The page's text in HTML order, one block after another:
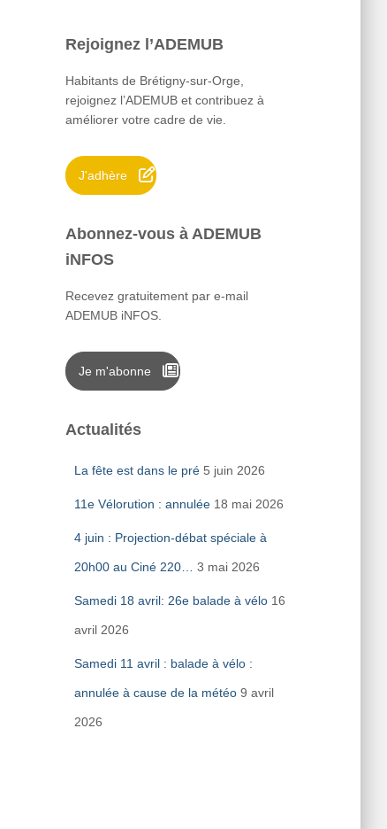
r
h
e
r
:
Rejoignez l’ADEMUB
Habitants de Brétigny-sur-Orge,
rejoignez l’ADEMUB et contribuez à
améliorer votre cadre de vie.
J'adhère
Abonnez-vous à ADEMUB
iNFOS
Recevez gratuitement par e-mail
ADEMUB iNFOS.
Je m'abonne
Actualités
La fête est dans le pré 5 juin 2026
11e Vélorution : annulée 18 mai 2026
4 juin : Projection-débat spéciale à
20h00 au Ciné 220… 3 mai 2026
Samedi 18 avril: 26e balade à vélo 16
avril 2026
Samedi 11 avril : balade à vélo :
annulée à cause de la météo 9 avril
2026